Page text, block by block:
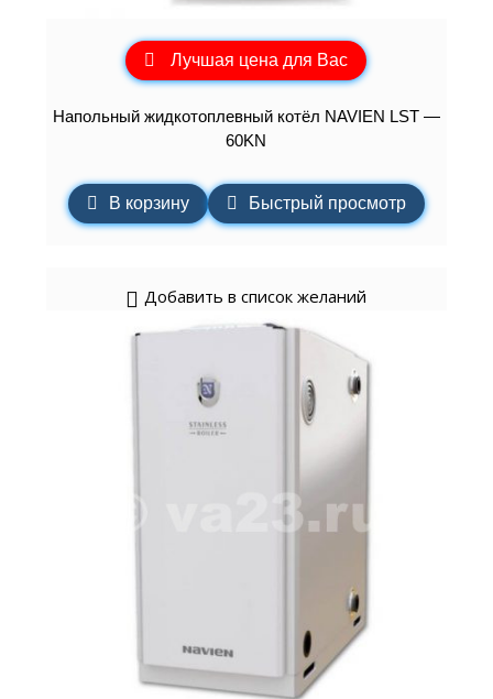
Лучшая цена для Вас
Напольный жидкотоплевный котёл NAVIEN LST —
60KN
В корзину Быстрый просмотр
Добавить в список желаний